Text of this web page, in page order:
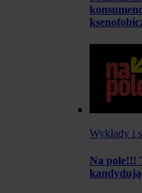
Wykłady i
Na pole!!!